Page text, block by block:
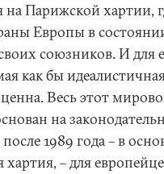
на Парижской хартии,
Европы в
союзников. И для
как бы
Весь этот
на
1989 года – в
– для